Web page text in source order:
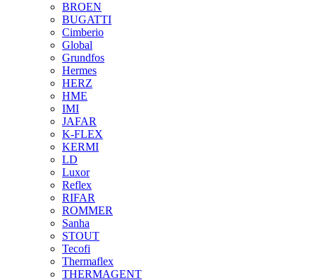
BROEN
BUGATTI
Cimberio
Global
Grundfos
Hermes
HERZ
HME
IMI
JAFAR
K-FLEX
KERMI
LD
Luxor
Reflex
RIFAR
ROMMER
Sanha
STOUT
Tecofi
Thermaflex
THERMAGENT